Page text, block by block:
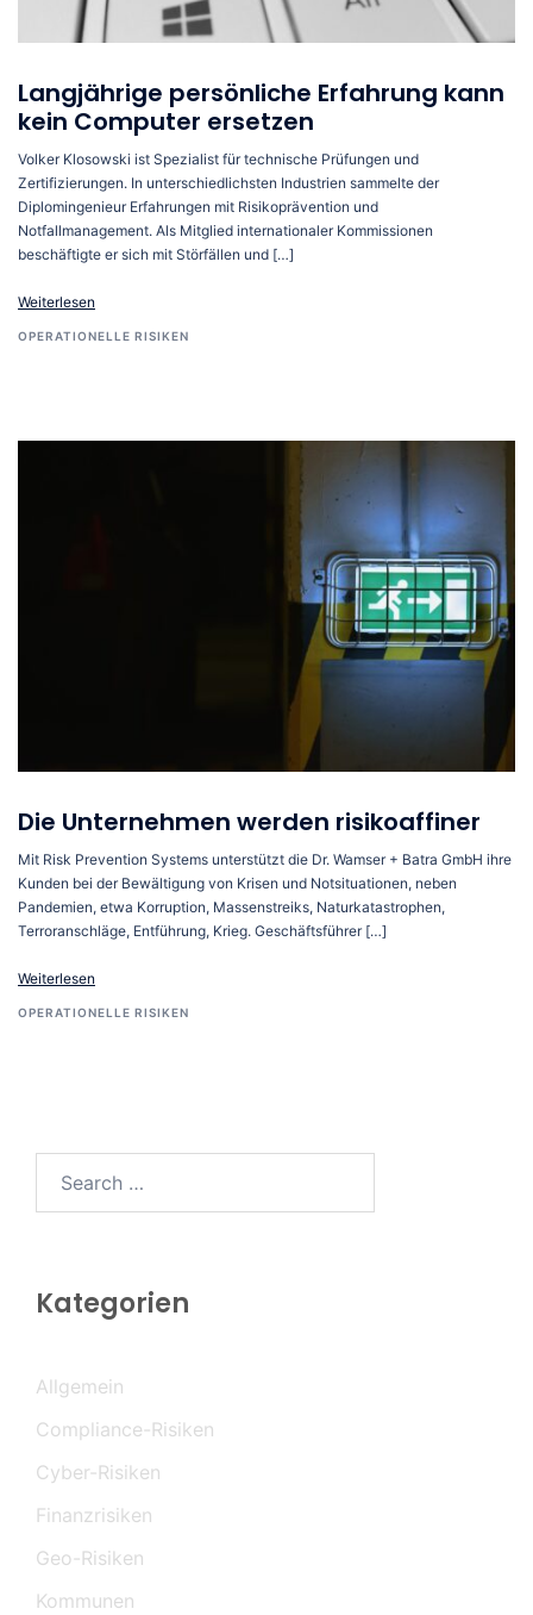
Langjährige persönliche Erfahrung kann
kein Computer ersetzen
Volker Klosowski ist Spezialist für technische Prüfungen und
Zertifizierungen. In unterschiedlichsten Industrien sammelte der
Diplomingenieur Erfahrungen mit Risikoprävention und
Notfallmanagement. Als Mitglied internationaler Kommissionen
beschäftigte er sich mit Störfällen und […]
Weiterlesen
OPERATIONELLE RISIKEN
Die Unternehmen werden risikoaffiner
Mit Risk Prevention Systems unterstützt die Dr. Wamser + Batra GmbH ihre
Kunden bei der Bewältigung von Krisen und Notsituationen, neben
Pandemien, etwa Korruption, Massenstreiks, Naturkatastrophen,
Terroranschläge, Entführung, Krieg. Geschäftsführer […]
Weiterlesen
OPERATIONELLE RISIKEN
Kategorien
Allgemein
Compliance-Risiken
Cyber-Risiken
Finanzrisiken
Geo-Risiken
Kommunen